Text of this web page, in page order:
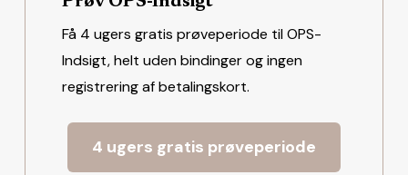
Få 4 ugers gratis prøveperiode til OPS-
Indsigt, helt uden bindinger og ingen
registrering af betalingskort.
4 ugers gratis prøveperiode